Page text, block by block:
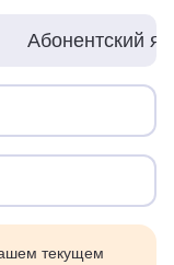
Абонентский
текущем